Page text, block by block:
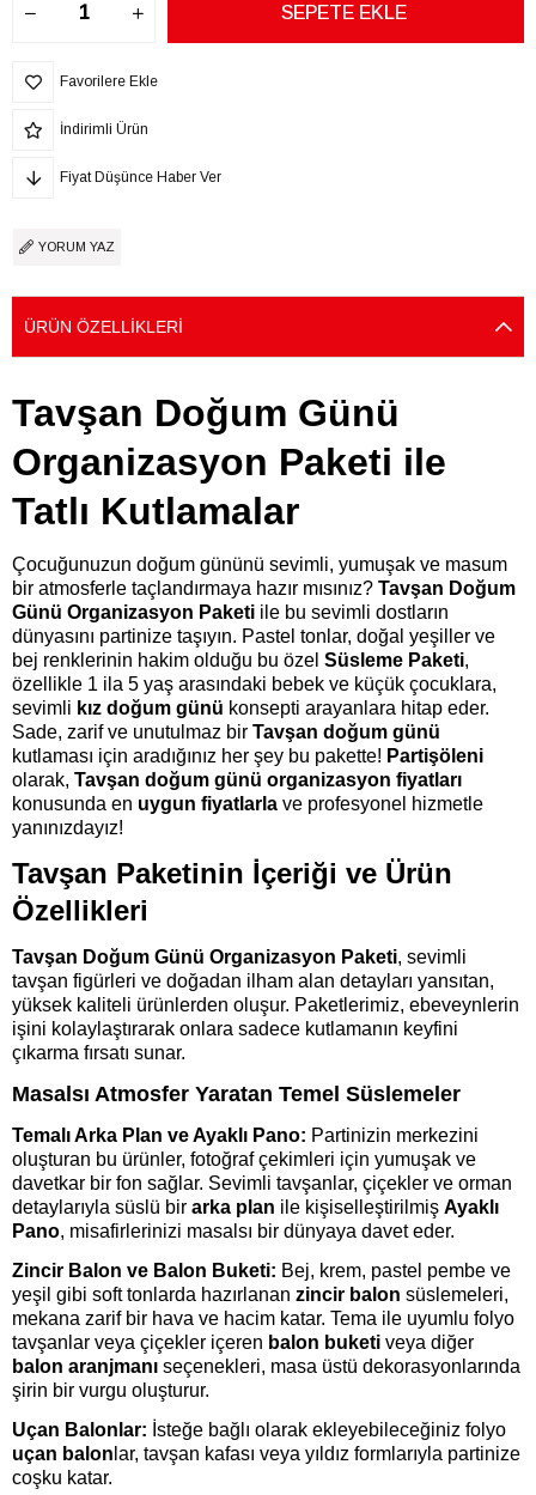
Favorilere Ekle
İndirimli Ürün
Fiyat Düşünce Haber Ver
YORUM YAZ
ÜRÜN ÖZELLIKLERI
Tavşan Doğum Günü
Organizasyon Paketi ile
Tatlı Kutlamalar
Çocuğunuzun doğum gününü sevimli, yumuşak ve masum
bir atmosferle taçlandırmaya hazır mısınız? Tavşan Doğum
Günü Organizasyon Paketi ile bu sevimli dostların
dünyasını partinize taşıyın. Pastel tonlar, doğal yeşiller ve
bej renklerinin hakim olduğu bu özel Süsleme Paketi,
özellikle 1 ila 5 yaş arasındaki bebek ve küçük çocuklara,
sevimli kız doğum günü konsepti arayanlara hitap eder.
Sade, zarif ve unutulmaz bir Tavşan doğum günü
kutlaması için aradığınız her şey bu pakette! Partişöleni
olarak, Tavşan doğum günü organizasyon fiyatları
konusunda en uygun fiyatlarla ve profesyonel hizmetle
yanınızdayız!
Tavşan Paketinin İçeriği ve Ürün
Özellikleri
Tavşan Doğum Günü Organizasyon Paketi, sevimli
tavşan figürleri ve doğadan ilham alan detayları yansıtan,
yüksek kaliteli ürünlerden oluşur. Paketlerimiz, ebeveynlerin
işini kolaylaştırarak onlara sadece kutlamanın keyfini
çıkarma fırsatı sunar.
Masalsı Atmosfer Yaratan Temel Süslemeler
Temalı Arka Plan ve Ayaklı Pano: Partinizin merkezini
oluşturan bu ürünler, fotoğraf çekimleri için yumuşak ve
davetkar bir fon sağlar. Sevimli tavşanlar, çiçekler ve orman
detaylarıyla süslü bir arka plan ile kişiselleştirilmiş Ayaklı
Pano, misafirlerinizi masalsı bir dünyaya davet eder.
Zincir Balon ve Balon Buketi: Bej, krem, pastel pembe ve
yeşil gibi soft tonlarda hazırlanan zincir balon süslemeleri,
mekana zarif bir hava ve hacim katar. Tema ile uyumlu folyo
tavşanlar veya çiçekler içeren balon buketi veya diğer
balon aranjmanı seçenekleri, masa üstü dekorasyonlarında
şirin bir vurgu oluşturur.
Uçan Balonlar: İsteğe bağlı olarak ekleyebileceğiniz folyo
uçan balon lar, tavşan kafası veya yıldız formlarıyla partinize
coşku katar.